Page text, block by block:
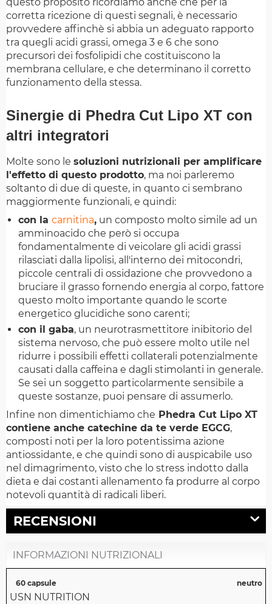
questo proposito ricordiamo anche che per la
corretta ricezione di questi segnali, è necessario
provvedere affinchè si abbia un adeguato rapporto
tra quegli acidi grassi, omega 3 e 6 che sono
precursori dei fosfolipidi che costituiscono la
membrana cellulare, e che determinano il corretto
funzionamento della stessa.
Sinergie di Phedra Cut Lipo XT con
altri integratori
Molte sono le soluzioni nutrizionali per amplificare
l'effetto di questo prodotto, ma noi parleremo
soltanto di due di queste, in quanto ci sembrano
maggiormente funzionali, e quindi:
con la carnitina, un composto molto simile ad un
amminoacido che però si occupa
fondamentalmente di veicolare gli acidi grassi
rilasciati dalla lipolisi, all'interno dei mitocondri,
piccole centrali di ossidazione che provvedono a
bruciare il grasso fornendo energia al corpo, fattore
questo molto importante quando le scorte
energetico glucidiche sono carenti;
con il gaba, un neurotrasmettitore inibitorio del
sistema nervoso, che può essere molto utile nel
ridurre i possibili effetti collaterali potenzialmente
causati dalla caffeina e dagli stimolanti in generale.
Se sei un soggetto particolarmente sensibile a
queste sostanze, puoi pensare di assumerlo.
Infine non dimentichiamo che Phedra Cut Lipo XT
contiene anche catechine da te verde EGCG,
composti noti per la loro potentissima azione
antiossidante, e che quindi sono di auspicabile uso
nel dimagrimento, visto che lo stress indotto dalla
dieta e dai costanti allenamento fa produrre al corpo
notevoli quantità di radicali liberi.
RECENSIONI
INFORMAZIONI NUTRIZIONALI
60 capsule neutro
USN NUTRITION